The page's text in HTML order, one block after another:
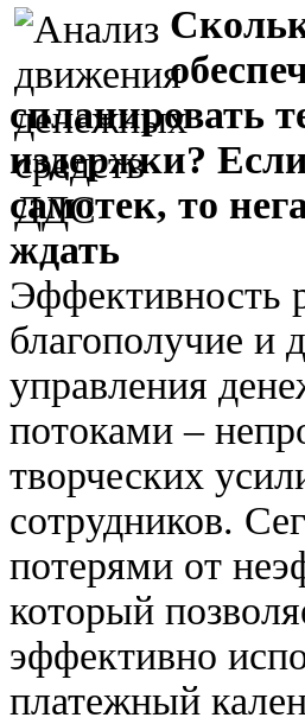
спланировать
издержки?
самотек, то
ждать
Эффективность
благополучие и
управления
потоками –
творческих
сотрудников.
потерями от
который
эффективно
платежный